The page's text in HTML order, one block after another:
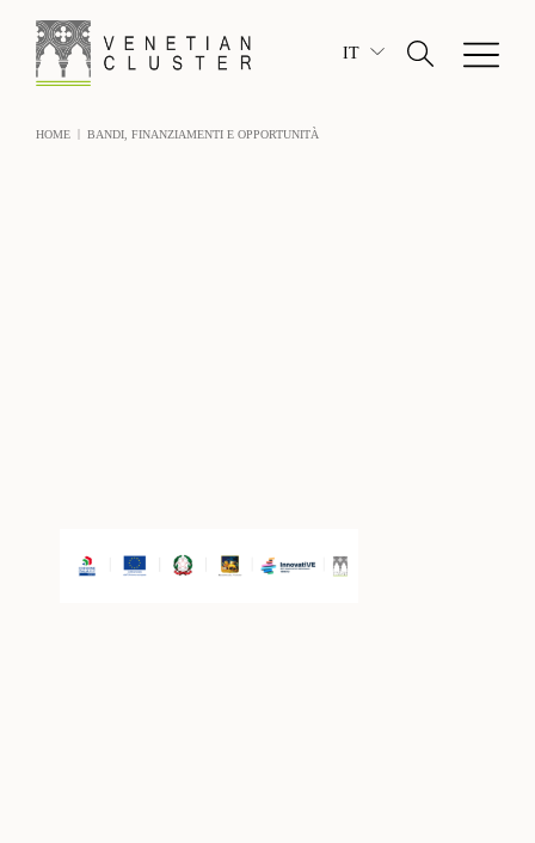
IT
HOME | BANDI, FINANZIAMENTI E OPPORTUNITÀ